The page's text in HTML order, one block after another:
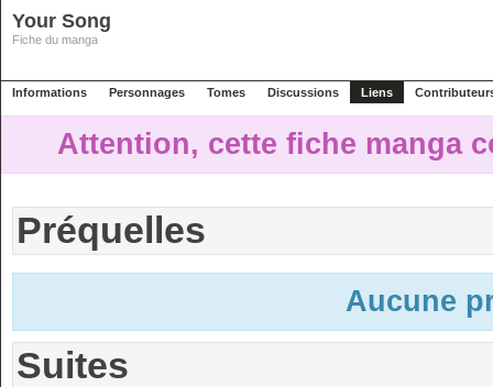
Your Song
Fiche du manga
Informations Personnages Tomes Discussions Liens
Attention, cette fiche manga
Préquelles
Aucune
Suites